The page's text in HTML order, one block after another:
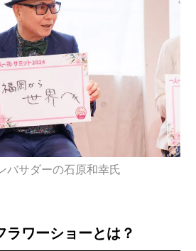
バサダーの石原和幸氏
ラワーショーとは？